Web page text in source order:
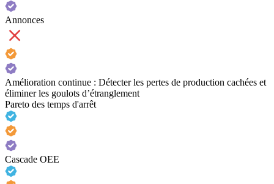
Annonces
Amélioration continue : Détecter les pertes de production cachées et
éliminer les goulots d’étranglement
Pareto des temps d'arrêt
Cascade OEE